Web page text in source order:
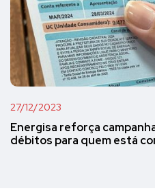
27/12/2023
Energisa reforça
débitos para quem está